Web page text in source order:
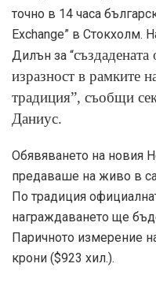
точно в 14 часа
Exchange” в Стокхолм.
Дилън за “
изразност в рамките
традиция”, съобщи
Даниус.
Обявяването на новия
предаваше на живо в
По традиция
награждаването ще
Паричното измерение
крони ($923 хил.).